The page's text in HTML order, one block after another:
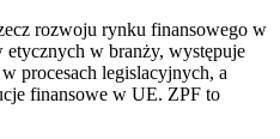
rozwoju rynku finansowego w
etycznych w branży, występuje
procesach legislacyjnych, a
finansowe w UE. ZPF to